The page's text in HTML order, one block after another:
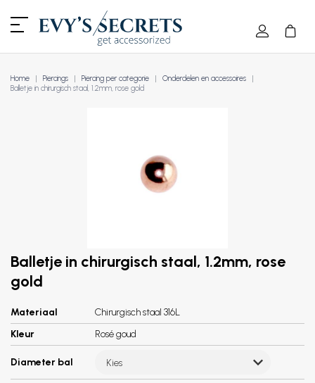
Home Piercings Piercing per categorie
Onderdelen en accessoires
Balletje in chirurgisch staal, 1.2mm, rose gold
Balletje in chirurgisch staal, 1.2mm, rose
gold
Materiaal
Chirurgisch staal 316L
Kleur
Rosé goud
Diameter bal Kies